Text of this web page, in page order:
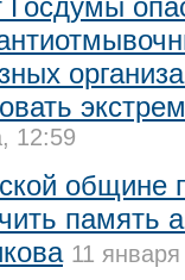
Госдумы
12:59
общине
память
11